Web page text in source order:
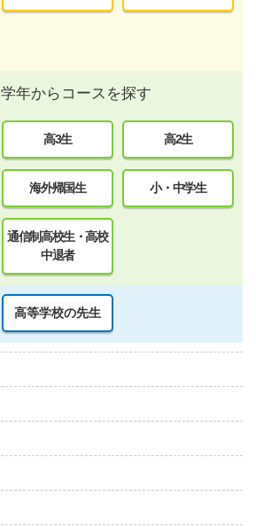
学年からコースを探す
高3生 高2生
海外帰国生 小・中学生
通信制高校生・高校
中退者
高等学校の先生